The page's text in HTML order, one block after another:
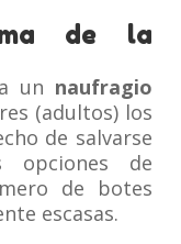
de la
un naufragio
(adultos) los
de salvarse
de
de botes
escasas.